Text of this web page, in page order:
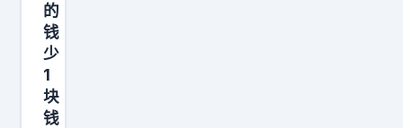
跟
我
说
盘
感
的
钱
少
1
块
钱